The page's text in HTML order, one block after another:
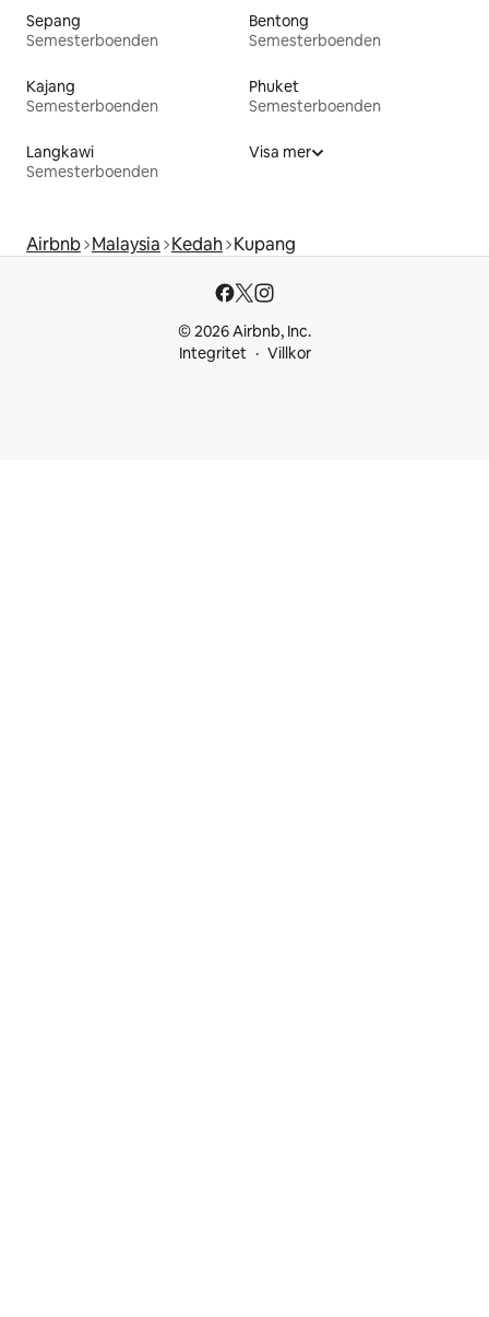
Sepang
Semesterboenden
Bentong
Semesterboenden
Kajang
Semesterboenden
Phuket
Semesterboenden
Langkawi
Semesterboenden
Visa mer
Airbnb Malaysia Kedah Kupang
© 2026 Airbnb, Inc.
Integritet
Villkor